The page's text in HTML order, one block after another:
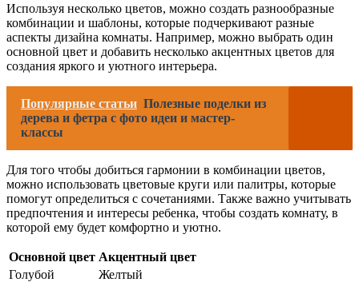
Используя несколько цветов, можно создать разнообразные
комбинации и шаблоны, которые подчеркивают разные
аспекты дизайна комнаты. Например, можно выбрать один
основной цвет и добавить несколько акцентных цветов для
создания яркого и уютного интерьера.
Популярные статьи Полезные поделки из
дерева и фетра с фото идеи и мастер-
классы
Для того чтобы добиться гармонии в комбинации цветов,
можно использовать цветовые круги или палитры, которые
помогут определиться с сочетаниями. Также важно учитывать
предпочтения и интересы ребенка, чтобы создать комнату, в
которой ему будет комфортно и уютно.
Основной цвет Акцентный цвет
Голубой
Желтый